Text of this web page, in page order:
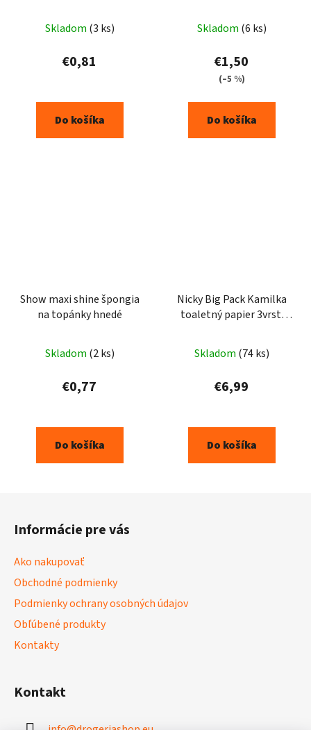
Skladom (3 ks)
€0,81
Do košíka
Skladom (6 ks)
€1,50
(–5 %)
Do košíka
Show maxi shine špongia
na topánky hnedé
Skladom (2 ks)
€0,77
Do košíka
Nicky Big Pack Kamilka
toaletný papier 3vrst.
hodnotenie
produktu
je
Skladom (74 ks)
€6,99
Do košíka
Informácie pre vás
Ako nakupovať
Obchodné podmienky
Podmienky ochrany osobných údajov
Obľúbené produkty
Kontakty
Kontakt